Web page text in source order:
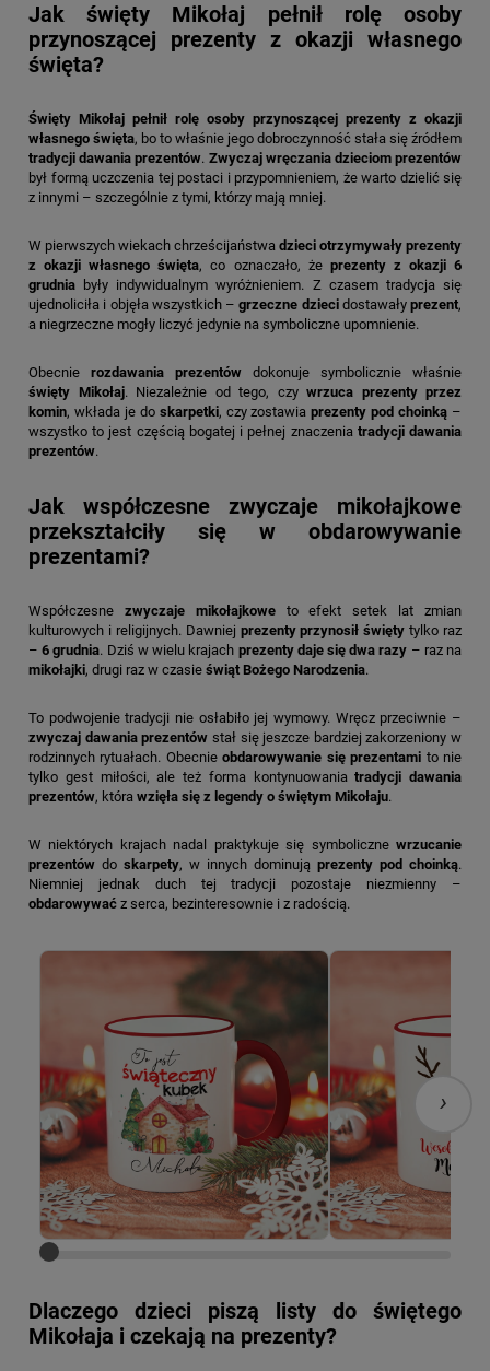
Jak święty Mikołaj pełnił rolę osoby
przynoszącej prezenty z okazji własnego
święta?
Święty Mikołaj pełnił rolę osoby przynoszącej prezenty z okazji
własnego święta, bo to właśnie jego dobroczynność stała się źródłem
tradycji dawania prezentów. Zwyczaj wręczania dzieciom prezentów
był formą uczczenia tej postaci i przypomnieniem, że warto dzielić się
z innymi – szczególnie z tymi, którzy mają mniej.
W pierwszych wiekach chrześcijaństwa dzieci otrzymywały prezenty
z okazji własnego święta, co oznaczało, że prezenty z okazji 6
grudnia były indywidualnym wyróżnieniem. Z czasem tradycja się
ujednoliciła i objęła wszystkich –grzeczne dziecidostawały prezent,
a niegrzeczne mogły liczyć jedynie na symboliczne upomnienie.
Obecnie rozdawania prezentów dokonuje symbolicznie właśnie
święty Mikołaj. Niezależnie od tego, czy wrzuca prezenty przez
komin, wkłada je do skarpetki, czy zostawiaprezenty pod choinką –
wszystko to jest częścią bogatej i pełnej znaczenia tradycji dawania
prezentów.
Jak współczesne zwyczaje mikołajkowe
przekształciły się w obdarowywanie
prezentami?
Współczesne zwyczaje mikołajkoweto efekt setek lat zmian
kulturowych i religijnych. Dawniej prezenty przynosił święty tylko raz
–6 grudnia. Dziś w wielu krajach prezenty daje się dwa razy – raz na
mikołajki, drugi raz w czasie świąt Bożego Narodzenia.
To podwojenie tradycji nie osłabiło jej wymowy. Wręcz przeciwnie –
zwyczaj dawania prezentów stał się jeszcze bardziej zakorzeniony w
rodzinnych rytuałach. Obecnieobdarowywanie się prezentami to nie
tylko gest miłości, ale też forma kontynuowaniatradycji dawania
prezentów, która wzięła się z legendy o świętym Mikołaju.
W niektórych krajach nadal praktykuje się symboliczne wrzucanie
prezentów do skarpety, w innych dominują prezenty pod choinką.
Niemniej jednak duch tej tradycji pozostaje niezmienny –
obdarowywać z serca, bezinteresownie i z radością.
›
Dlaczego dzieci piszą listy do świętego
Mikołaja i czekają na prezenty?